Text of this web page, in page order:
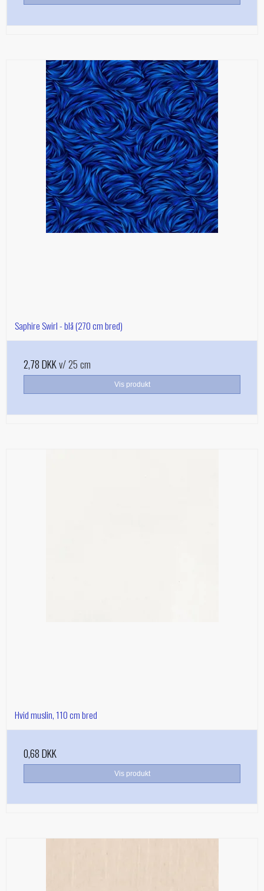
Saphire Swirl - blå (270 cm bred)
2,78 DKKv/ 25 cm
Vis produkt
Hvid muslin, 110 cm bred
0,68 DKK
Vis produkt